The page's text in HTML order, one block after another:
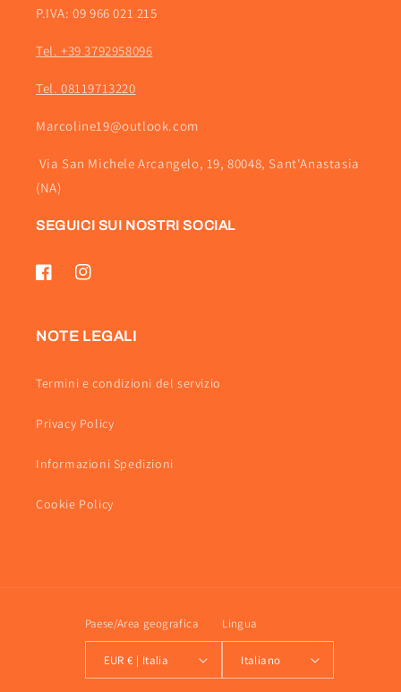
P.IVA: 09 966 021 215
Tel. +39 3792958096
Tel. 08119713220
Marcoline19@outlook.com
Via San Michele Arcangelo, 19, 80048, Sant'Anastasia
(NA)
SEGUICI SUI NOSTRI SOCIAL
FacebookInstagram
NOTE LEGALI
Termini e condizioni del servizio
Privacy Policy
Informazioni Spedizioni
Cookie Policy
Paese/Area geografica
EUR € | Italia
Lingua
Italiano